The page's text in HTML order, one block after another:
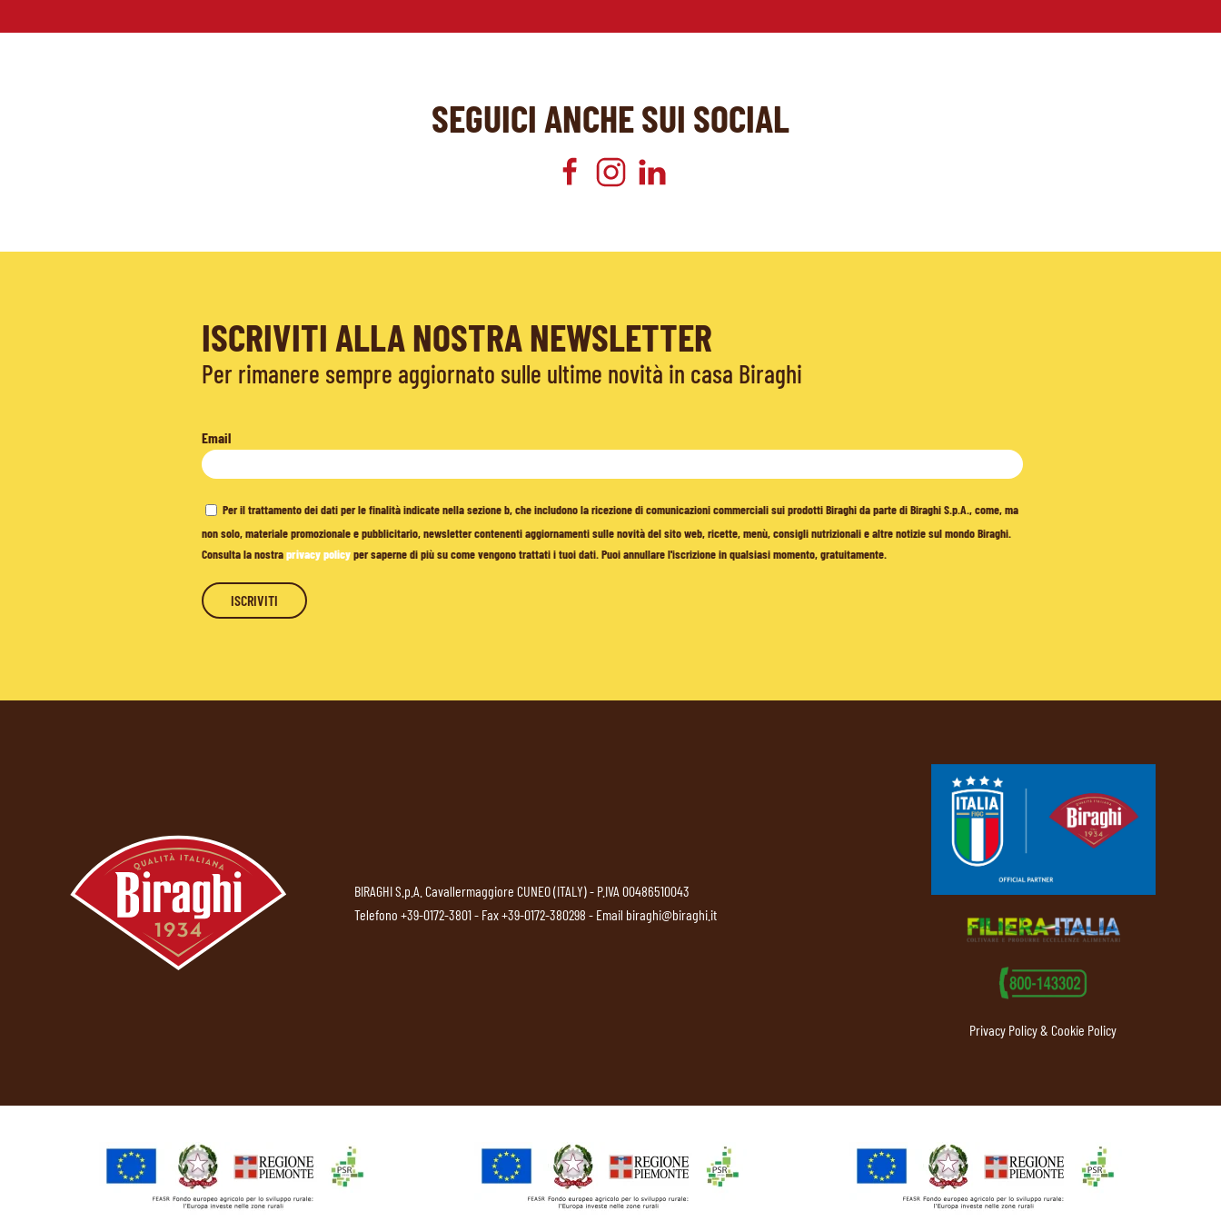
SEGUICI ANCHE SUI SOCIAL
ISCRIVITI ALLA NOSTRA NEWSLETTER
Per rimanere sempre aggiornato sulle ultime novità in casa Biraghi
Email
Per il trattamento dei dati per le finalità indicate nella sezione b, che includono la ricezione di comunicazioni commerciali sui prodotti Biraghi da parte di Biraghi S.p.A., come, ma
non solo, materiale promozionale e pubblicitario, newsletter contenenti aggiornamenti sulle novità del sito web, ricette, menù, consigli nutrizionali e altre notizie sul mondo Biraghi.
Consulta la nostraprivacy policyper saperne di più su come vengono trattati i tuoi dati. Puoi annullare l'iscrizione in qualsiasi momento, gratuitamente.
BIRAGHI S.p.A. Cavallermaggiore CUNEO (ITALY) - P.IVA 00486510043
Telefono +39-0172-3801- Fax +39-0172-380298 - Email biraghi@biraghi.it
Privacy Policy & Cookie Policy